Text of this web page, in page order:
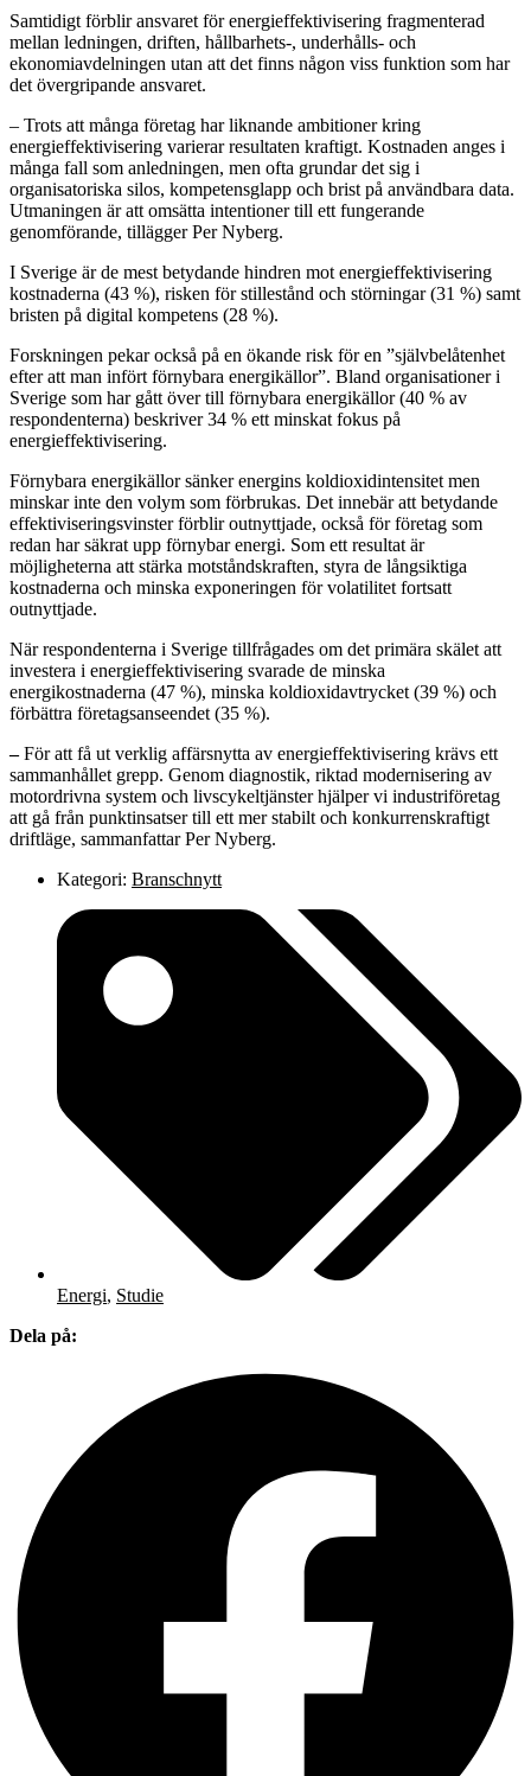
Samtidigt förblir ansvaret för energieffektivisering fragmenterad
mellan ledningen, driften, hållbarhets-, underhålls- och
ekonomiavdelningen utan att det finns någon viss funktion som har
det övergripande ansvaret.
– Trots att många företag har liknande ambitioner kring
energieffektivisering varierar resultaten kraftigt. Kostnaden anges i
många fall som anledningen, men ofta grundar det sig i
organisatoriska silos, kompetensglapp och brist på användbara data.
Utmaningen är att omsätta intentioner till ett fungerande
genomförande, tillägger Per Nyberg.
I Sverige är de mest betydande hindren mot energieffektivisering
kostnaderna (43 %), risken för stillestånd och störningar (31 %) samt
bristen på digital kompetens (28 %).
Forskningen pekar också på en ökande risk för en ”självbelåtenhet
efter att man infört förnybara energikällor”. Bland organisationer i
Sverige som har gått över till förnybara energikällor (40 % av
respondenterna) beskriver 34 % ett minskat fokus på
energieffektivisering.
Förnybara energikällor sänker energins koldioxidintensitet men
minskar inte den volym som förbrukas. Det innebär att betydande
effektiviseringsvinster förblir outnyttjade, också för företag som
redan har säkrat upp förnybar energi. Som ett resultat är
möjligheterna att stärka motståndskraften, styra de långsiktiga
kostnaderna och minska exponeringen för volatilitet fortsatt
outnyttjade.
När respondenterna i Sverige tillfrågades om det primära skälet att
investera i energieffektivisering svarade de minska
energikostnaderna (47 %), minska koldioxidavtrycket (39 %) och
förbättra företagsanseendet (35 %).
–För att få ut verklig affärsnytta av energieffektivisering krävs ett
sammanhållet grepp. Genom diagnostik, riktad modernisering av
motordrivna system och livscykeltjänster hjälper vi industriföretag
att gå från punktinsatser till ett mer stabilt och konkurrenskraftigt
driftläge, sammanfattar Per Nyberg.
Kategori: Branschnytt
Energi, Studie
Dela på: